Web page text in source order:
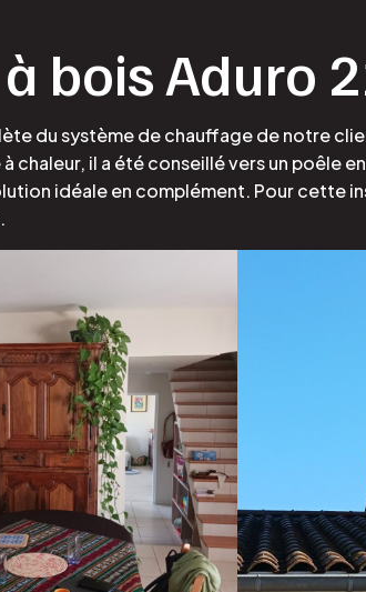
bois Aduro
du système de chauffage de notre
il a été conseillé vers un poêle
idéale en complément. Pour cette